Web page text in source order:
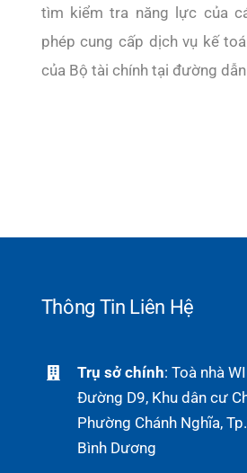
tìm kiểm tra năng lực của
phép cung cấp dịch vụ kế
của Bộ tài chính tại đường dẫn
Thông Tin Liên Hệ
Trụ sở chính: Toà nhà
Đường D9, Khu dân cư
Phường Chánh Nghĩa,
Bình Dương